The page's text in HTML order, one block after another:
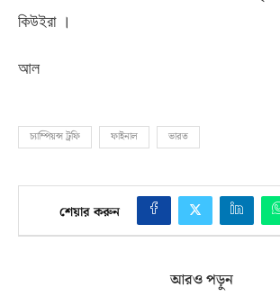
কিউইরা ।
আল
চ্যাম্পিয়ন্স ট্রফি ফাইনাল ভারত
শেয়ার করুন
আরও পড়ুন